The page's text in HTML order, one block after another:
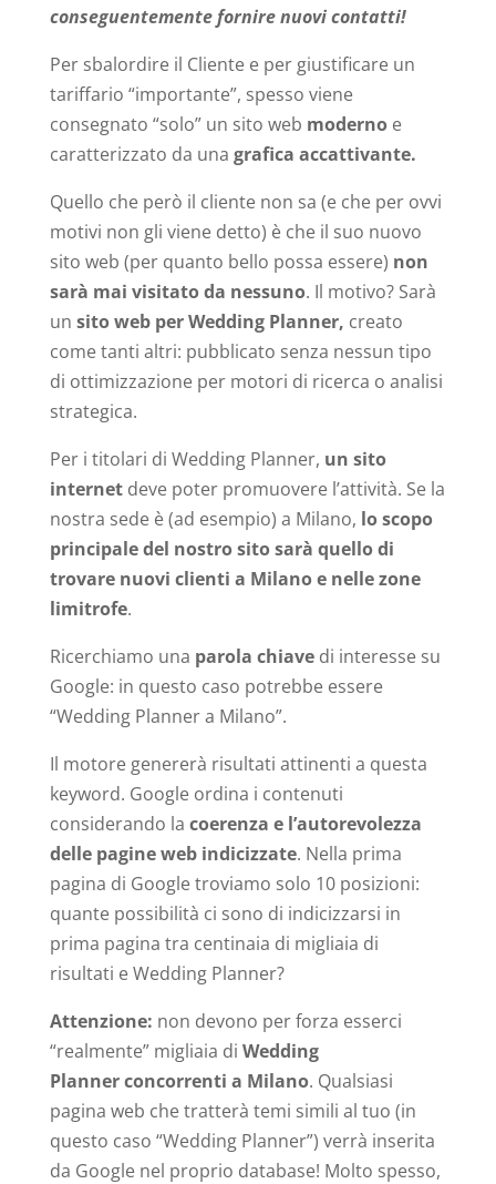
conseguentemente fornire nuovi contatti!
Per sbalordire il Cliente e per giustificare un
tariffario “importante”, spesso viene
consegnato “solo” un sito web modernoe
caratterizzato da una grafica accattivante.
Quello che però il cliente non sa (e che per ovvi
motivi non gli viene detto) è che il suo nuovo
sito web (per quanto bello possa essere) non
sarà mai visitato da nessuno. Il motivo? Sarà
un sito web per Wedding Planner, creato
come tanti altri: pubblicato senza nessun tipo
di ottimizzazione per motori di ricerca o analisi
strategica.
Per i titolari di Wedding Planner, un sito
internetdeve poter promuovere l’attività. Se la
nostra sede è (ad esempio) a Milano, lo scopo
principale del nostro sito sarà quello di
trovare nuovi clienti a Milano e nelle zone
limitrofe.
Ricerchiamo una parola chiavedi interesse su
Google: in questo caso potrebbe essere
“Wedding Planner a Milano”.
Il motore genererà risultati attinenti a questa
keyword. Google ordina i contenuti
considerando la coerenza e l’autorevolezza
delle pagine web indicizzate. Nella prima
pagina di Google troviamo solo 10 posizioni:
quante possibilità ci sono di indicizzarsi in
prima pagina tra centinaia di migliaia di
risultati e Wedding Planner?
Attenzione: non devono per forza esserci
“realmente” migliaia di Wedding
Planner concorrenti a Milano. Qualsiasi
pagina web che tratterà temi simili al tuo (in
questo caso “Wedding Planner”) verrà inserita
da Google nel proprio database! Molto spesso,